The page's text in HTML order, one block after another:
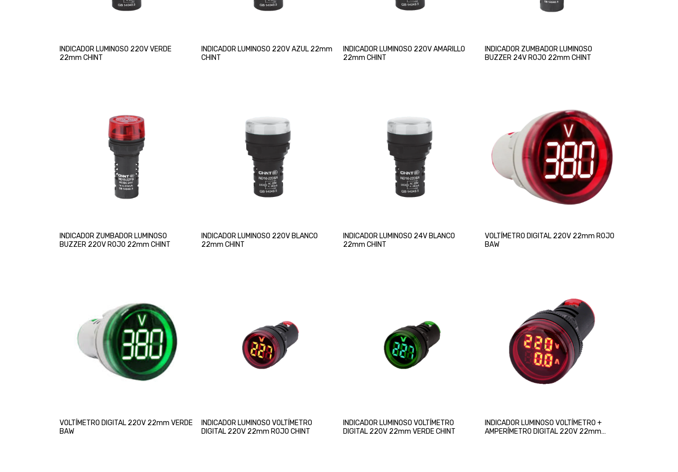
INDICADOR LUMINOSO 220V VERDE
22mm CHINT
INDICADOR LUMINOSO 220V AZUL 22mm
CHINT
INDICADOR LUMINOSO 220V AMARILLO
22mm CHINT
INDICADOR ZUMBADOR LUMINOSO
BUZZER 24V ROJO 22mm CHINT
INDICADOR ZUMBADOR LUMINOSO
BUZZER 220V ROJO 22mm CHINT
INDICADOR LUMINOSO 220V BLANCO
22mm CHINT
INDICADOR LUMINOSO 24V BLANCO
22mm CHINT
VOLTÍMETRO DIGITAL 220V 22mm ROJO
BAW
VOLTÍMETRO DIGITAL 220V 22mm VERDE
BAW
INDICADOR LUMINOSO VOLTÍMETRO
DIGITAL 220V 22mm ROJO CHINT
INDICADOR LUMINOSO VOLTÍMETRO
DIGITAL 220V 22mm VERDE CHINT
INDICADOR LUMINOSO VOLTÍMETRO +
AMPERÍMETRO DIGITAL 220V 22mm